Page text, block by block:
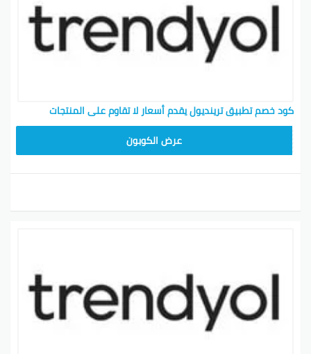
كود خصم تطبيق ترينديول يقدم أسعار لا تقاوم على المنتجات
عرض الكوبون